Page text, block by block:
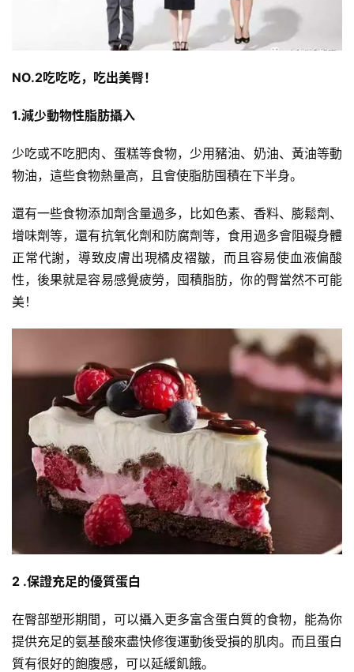
脂
劃
氧
運
動
訓
練
心
劃
伽
健
NO.2吃吃吃，吃出美臀！
1.減少動物性脂肪攝入
少吃或不吃肥肉、蛋糕等食物，少用豬油、奶油、黃油等動
物油，這些食物熱量高，且會使脂肪囤積在下半身。
還有一些食物添加劑含量過多，比如色素、香料、膨鬆劑、
增味劑等，還有抗氧化劑和防腐劑等，食用過多會阻礙身體
正常代謝，導致皮膚出現橘皮褶皺，而且容易使血液偏酸
性，後果就是容易感覺疲勞，囤積脂肪，你的臀當然不可能
美！
2 .保證充足的優質蛋白
在臀部塑形期間，可以攝入更多富含蛋白質的食物，能為你
提供充足的氨基酸來盡快修復運動後受損的肌肉。而且蛋白
質有很好的飽腹感，可以延緩飢餓。